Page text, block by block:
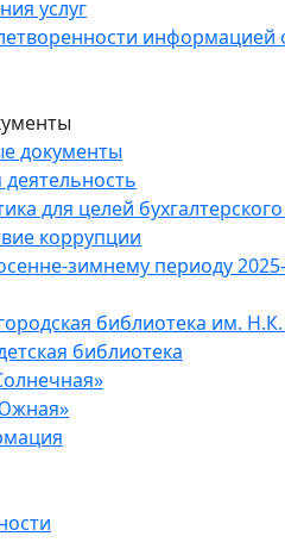
услуг
информацией
документы
для целей
коррупции
зимнему периоду
библиотека им.
библиотека